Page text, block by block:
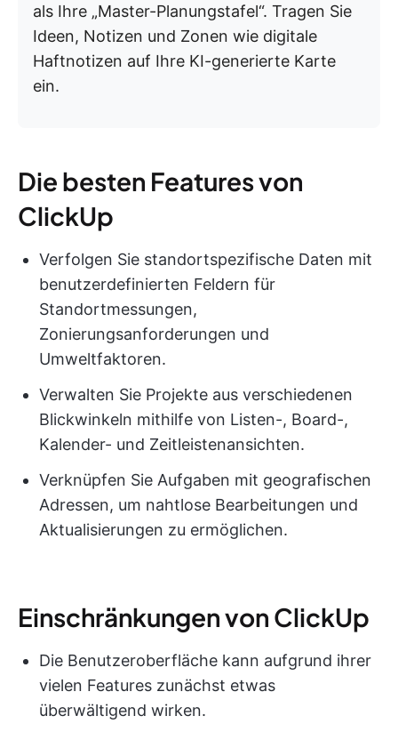
als Ihre „Master-Planungstafel“. Tragen Sie
Ideen, Notizen und Zonen wie digitale
Haftnotizen auf Ihre KI-generierte Karte
ein.
Die besten Features von
ClickUp
Verfolgen Sie standortspezifische Daten mit
benutzerdefinierten Feldern für
Standortmessungen,
Zonierungsanforderungen und
Umweltfaktoren.
Verwalten Sie Projekte aus verschiedenen
Blickwinkeln mithilfe von Listen-, Board-,
Kalender- und Zeitleistenansichten.
Verknüpfen Sie Aufgaben mit geografischen
Adressen, um nahtlose Bearbeitungen und
Aktualisierungen zu ermöglichen.
Einschränkungen von ClickUp
Die Benutzeroberfläche kann aufgrund ihrer
vielen Features zunächst etwas
überwältigend wirken.